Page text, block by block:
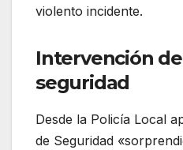
violento incidente.
Intervención
seguridad
Desde la Policía Local
de Seguridad